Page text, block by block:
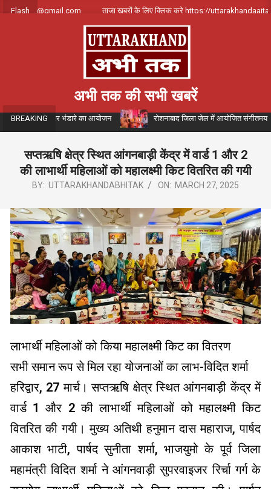
SkipFlash ताजा खबरों के लिए क्लिक करे https://
अभी तक की सभी खबरें
BREAKING
रोड़ पर भंडारे का आयोजन रोशनाबाद जिला जेल में आयोजित संगीतमय गंगा
सप्तऋषि क्षेत्र स्थित आंगनबाड़ी केंद्र में वार्ड 1 और 2
की लाभार्थी महिलाओं को महालक्ष्मी किट वितरित की गयी
BY: UTTARAKHANDABHITAK ON: MARCH 27, 2025
लाभार्थी महिलाओं को किया महालक्ष्मी किट का वितरण
सभी समान रूप से मिल रहा योजनाओं का लाभ-विदित शर्मा
हरिद्वार, 27 मार्च। सप्तऋषि क्षेत्र स्थित आंगनबाड़ी केंद्र में
वार्ड 1 और 2 की लाभार्थी महिलाओं को महालक्ष्मी किट
वितरित की गयी। मुख्य अतिथी हनुमान दास महाराज, पार्षद
आकाश भाटी, पार्षद सुनीता शर्मा, भाजयुमो के पूर्व जिला
महामंत्री विदित शर्मा ने आंगनवाड़ी सुपरवाइजर रिर्चा गर्ग के